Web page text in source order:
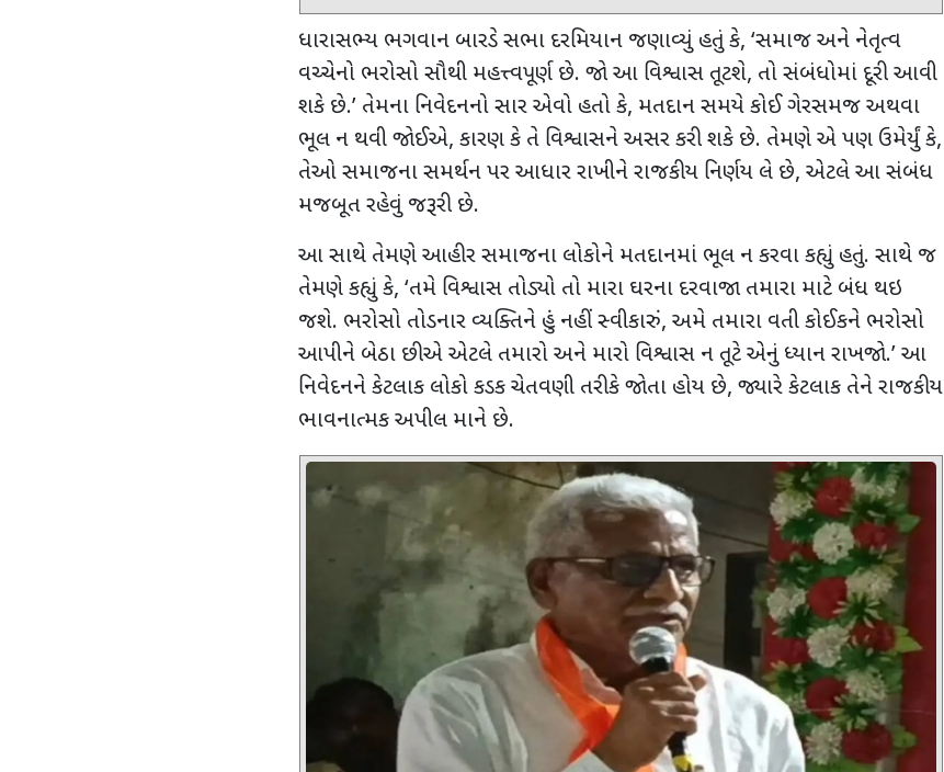
ધારાસભ્ય ભગવાન બારડે સભા દરમિયાન જણાવ્યું હતું કે, ‘સમાજ અને નેતૃત્વ
વચ્ચેનો ભરોસો સૌથી મહત્ત્વપૂર્ણ છે. જો આ વિશ્વાસ તૂટશે, તો સંબંધોમાં દૂરી આવી
શકે છે.’ તેમના નિવેદનનો સાર એવો હતો કે, મતદાન સમયે કોઈ ગેરસમજ અથવા
ભૂલ ન થવી જોઈએ, કારણ કે તે વિશ્વાસને અસર કરી શકે છે. તેમણે એ પણ ઉમેર્યું કે,
તેઓ સમાજના સમર્થન પર આધાર રાખીને રાજકીય નિર્ણય લે છે, એટલે આ સંબંધ
મજબૂત રહેવું જરૂરી છે.
આ સાથે તેમણે આહીર સમાજના લોકોને મતદાનમાં ભૂલ ન કરવા કહ્યું હતું. સાથે જ
તેમણે કહ્યું કે, ‘તમે વિશ્વાસ તોડ્યો તો મારા ઘરના દરવાજા તમારા માટે બંધ થઇ
જશે. ભરોસો તોડનાર વ્યક્તિને હું નહીં સ્વીકારું, અમે તમારા વતી કોઈકને ભરોસો
આપીને બેઠા છીએ એટલે તમારો અને મારો વિશ્વાસ ન તૂટે એનું ધ્યાન રાખજો.’આ
નિવેદનને કેટલાક લોકો કડક ચેતવણી તરીકે જોતા હોય છે, જ્યારે કેટલાક તેને રાજકીય
ભાવનાત્મક અપીલ માને છે.